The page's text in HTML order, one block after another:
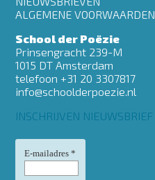
menu
ALGEMENE VOORWAARDEN
School der Poëzie
Prinsengracht 239-M
1015 DT Amsterdam
telefoon +31 20 3307817
info@schoolderpoezie.nl
INSCHRIJVEN NIEUWSBRIEF